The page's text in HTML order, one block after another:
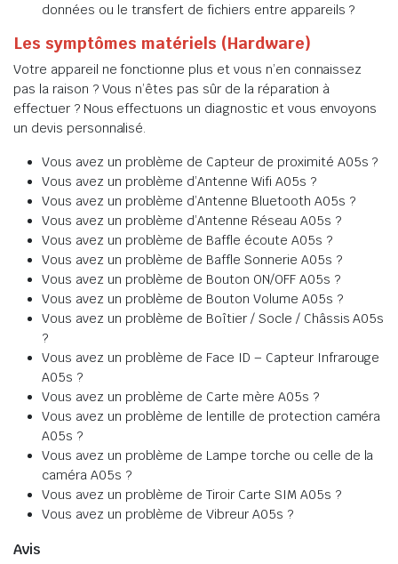
données ou le transfert de fichiers entre appareils ?
Les symptômes matériels (Hardware)
Votre appareil ne fonctionne plus et vous n’en connaissez
pas la raison ? Vous n’êtes pas sûr de la réparation à
effectuer ? Nous effectuons un diagnostic et vous envoyons
un devis personnalisé.
Vous avez un problème de Capteur de proximité A05s ?
Vous avez un problème d’Antenne Wifi A05s ?
Vous avez un problème d’Antenne Bluetooth A05s ?
Vous avez un problème d’Antenne Réseau A05s ?
Vous avez un problème de Baffle écoute A05s ?
Vous avez un problème de Baffle Sonnerie A05s ?
Vous avez un problème de Bouton ON/OFF A05s ?
Vous avez un problème de Bouton Volume A05s ?
Vous avez un problème de Boîtier / Socle / Châssis A05s
?
Vous avez un problème de Face ID – Capteur Infrarouge
A05s ?
Vous avez un problème de Carte mère A05s ?
Vous avez un problème de lentille de protection caméra
A05s ?
Vous avez un problème de Lampe torche ou celle de la
caméra A05s ?
Vous avez un problème de Tiroir Carte SIM A05s ?
Vous avez un problème de Vibreur A05s ?
Avis